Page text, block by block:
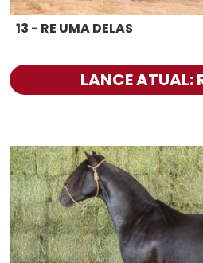
13 - RE UMA DELAS
LANCE ATUAL: